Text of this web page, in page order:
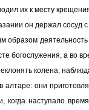
их к месту
он держал сосуд
образом
богослужения, а во
колена;
алтаре: они
когда наступало